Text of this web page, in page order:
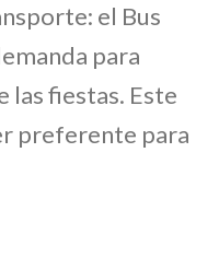
el Bus
para
las fiestas. Este
preferente para